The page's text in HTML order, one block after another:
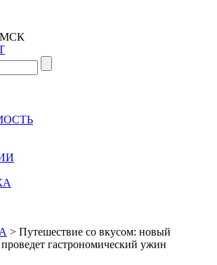
МСК
> Путешествие со вкусом: новый
гастрономический ужин